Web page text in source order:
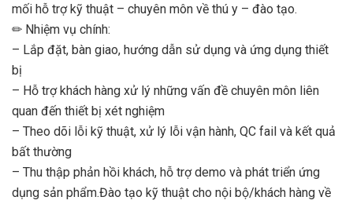
mối hỗ trợ kỹ thuật – chuyên môn về thú y – đào tạo.
✏ Nhiệm vụ chính:
– Lắp đặt, bàn giao, hướng dẫn sử dụng và ứng dụng thiết
bị
– Hỗ trợ khách hàng xử lý những vấn đề chuyên môn liên
quan đến thiết bị xét nghiệm
– Theo dõi lỗi kỹ thuật, xử lý lỗi vận hành, QC fail và kết quả
bất thường
– Thu thập phản hồi khách, hỗ trợ demo và phát triển ứng
dụng sản phẩm.Đào tạo kỹ thuật cho nội bộ/khách hàng về